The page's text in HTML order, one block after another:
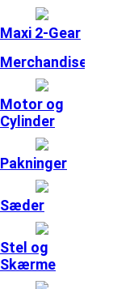
Maxi 2-Gear
Merchandise
Motor og
Cylinder
Pakninger
Sæder
Stel og
Skærme